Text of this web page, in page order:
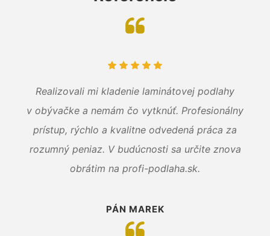
Realizovali mi kladenie laminátovej podlahy
v obývačke a nemám čo vytknúť. Profesionálny
prístup, rýchlo a kvalitne odvedená práca za
rozumný peniaz. V budúcnosti sa určite znova
obrátim na profi-podlaha.sk.
PÁN MAREK